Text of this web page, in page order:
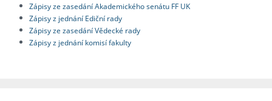
Zápisy ze zasedání Akademického senátu FF UK
Zápisy z jednání Ediční rady
Zápisy ze zasedání Vědecké rady
Zápisy z jednání komisí fakulty